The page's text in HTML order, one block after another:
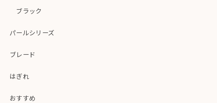
ブラック
パールシリーズ
ブレード
はぎれ
おすすめ